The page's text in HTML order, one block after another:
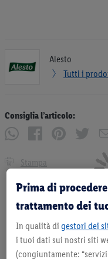
Alesto
Tutti i
Consiglia l’articolo:
Stampa
Prima di
trattamento dei
In qualità di gestori dei
i tuoi dati sui nostri siti
(congiuntamente: